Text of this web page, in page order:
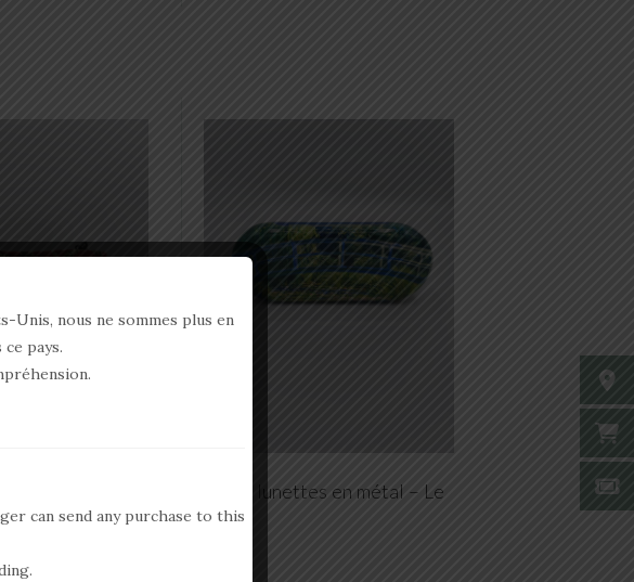
Etui à lunettes en métal – Le
pont
Unis, nous ne sommes plus en
pays.
can send any purchase to this